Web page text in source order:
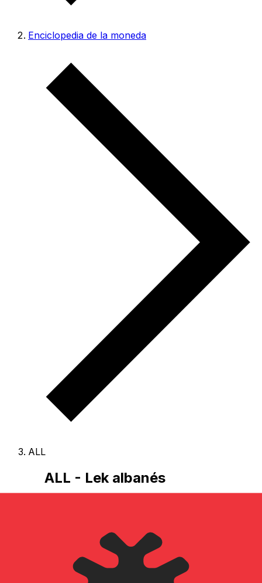
Enciclopedia de la moneda
ALL
ALL - Lek albanés
El código de divisa de Leke es ALL, y el símbolo
A continuación, encontrará las tarifas
de Lek albanés y un conversor de divisas.